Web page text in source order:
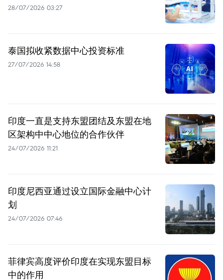
28/07/2026 03:27
泰国拟收紧数据中心投资标准
27/07/2026 14:58
印度一直是支持东盟团结及东盟在地
区架构中中心地位的合作伙伴
24/07/2026 11:21
印度尼西亚通过设立国际金融中心计
划
24/07/2026 07:46
菲律宾高度评价印度在实现东盟目标
中的作用